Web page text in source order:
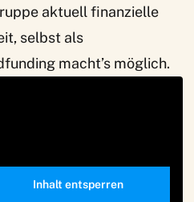
aktuell finanzielle
selbst als
macht’s möglich.
Inhalt entsperren